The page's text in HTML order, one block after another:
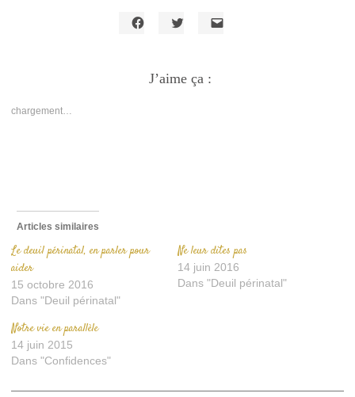
Facebook(ouvre
dans
Twitter(ouvre
dans
J’aime ça :
chargement…
Articles similaires
Le deuil périnatal, en parler pour
aider
15 octobre 2016
Dans "Deuil périnatal"
Ne leur dites pas
14 juin 2016
Dans "Deuil périnatal"
Notre vie en parallèle
14 juin 2015
Dans "Confidences"